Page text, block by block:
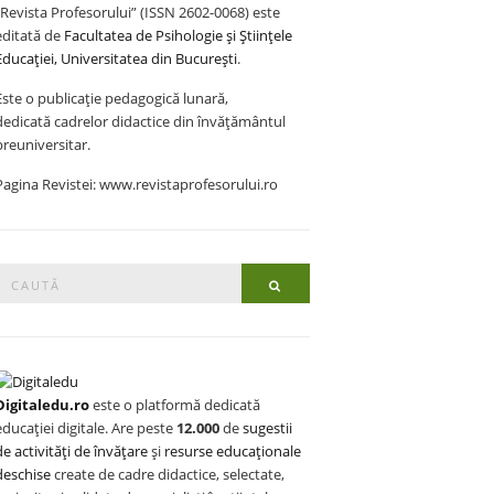
Profesorului” (ISSN 2602-0068) este
de Facultatea de Psihologie și Științele
Universitatea din București.
o publicație pedagogică lunară,
cadrelor didactice din învățământul
Revistei: www.revistaprofesorului.ro
este o platformă dedicată
digitale. Are peste 12.000desugestii
activități de învățareși resurse educaționale
create de cadre didactice, selectate,